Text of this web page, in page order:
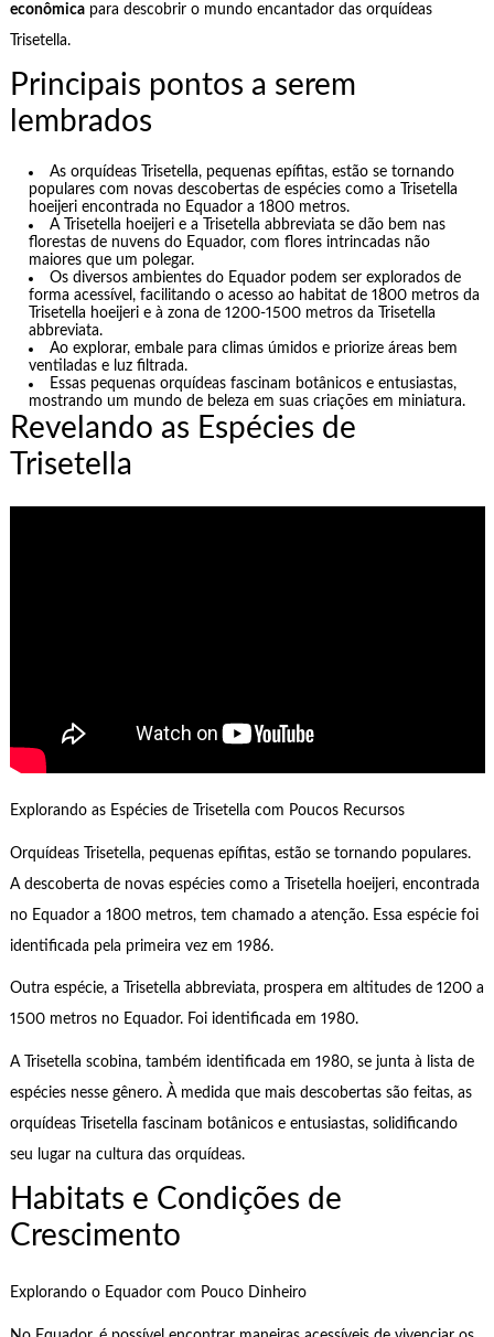
econômicapara descobrir o mundo encantador das orquídeas
Trisetella.
Principais pontos a serem
lembrados
As orquídeas Trisetella, pequenas epífitas, estão se tornando
populares com novas descobertas de espécies como a Trisetella
hoeijeri encontrada no Equador a 1800 metros.
A Trisetella hoeijeri e a Trisetella abbreviata se dão bem nas
florestas de nuvens do Equador, com flores intrincadas não
maiores que um polegar.
Os diversos ambientes do Equador podem ser explorados de
forma acessível, facilitando o acesso ao habitat de 1800 metros da
Trisetella hoeijeri e à zona de 1200-1500 metros da Trisetella
abbreviata.
Ao explorar, embale para climas úmidos e priorize áreas bem
ventiladas e luz filtrada.
Essas pequenas orquídeas fascinam botânicos e entusiastas,
mostrando um mundo de beleza em suas criações em miniatura.
Revelando as Espécies de
Trisetella
Explorando as Espécies de Trisetella com Poucos Recursos
Orquídeas Trisetella, pequenas epífitas, estão se tornando populares.
A descoberta de novas espécies como a Trisetella hoeijeri, encontrada
no Equador a 1800 metros, tem chamado a atenção. Essa espécie foi
identificada pela primeira vez em 1986.
Outra espécie, a Trisetella abbreviata, prospera em altitudes de 1200 a
1500 metros no Equador. Foi identificada em 1980.
A Trisetella scobina, também identificada em 1980, se junta à lista de
espécies nesse gênero. À medida que mais descobertas são feitas, as
orquídeas Trisetella fascinam botânicos e entusiastas, solidificando
seu lugar na cultura das orquídeas.
Habitats e Condições de
Crescimento
Explorando o Equador com Pouco Dinheiro